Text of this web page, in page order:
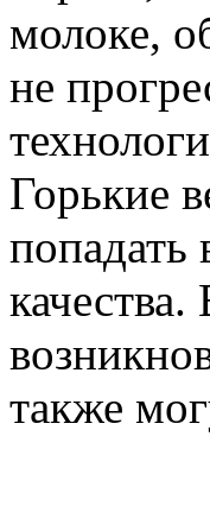
молоке,
не
Горькие
попадать
также